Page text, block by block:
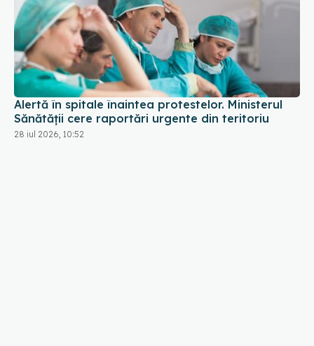
Alertă în spitale înaintea protestelor. Ministerul
Sănătății cere raportări urgente din teritoriu
28 iul 2026, 10:52